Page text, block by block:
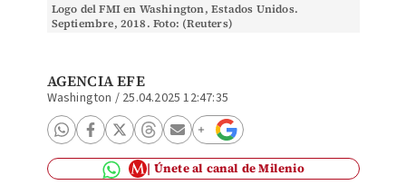
Logo del FMI en Washington, Estados Unidos.
Septiembre, 2018. Foto: (Reuters)
AGENCIA EFE
Washington / 25.04.2025 12:47:35
Únete al canal de Milenio